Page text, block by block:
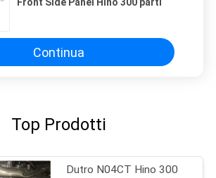
Front Side Panel Hino 300 parti
Continua
Top Prodotti
Dutro N04CT Hino 300